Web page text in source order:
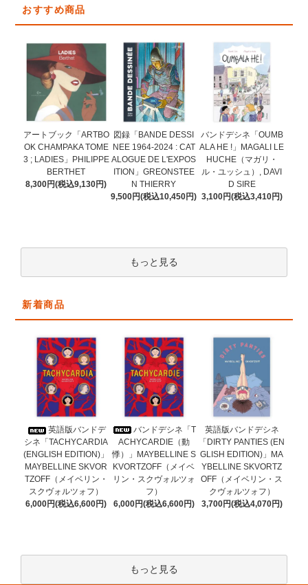
おすすめ商品
アートブック「ARTBO
OK CHAMPAKA TOME
3 ; LADIES」PHILIPPE
BERTHET
8,300円(税込9,130円)
図録「BANDE DESSI
NEE 1964-2024 : CAT
ALOGUE DE L'EXPOS
ITION」GREONSTEE
N THIERRY
9,500円(税込10,450円)
バンドデシネ「OUMB
ALA HE !」MAGALI LE
HUCHE（マガリ・
ル・ユッシュ）, DAVI
D SIRE
3,100円(税込3,410円)
もっと見る
新着商品
英語版バンドデ
シネ「TACHYCARDIA
(ENGLISH EDITION)」
MAYBELLINE SKVOR
TZOFF（メイベリン・
スクヴォルツォフ）
6,000円(税込6,600円)
バンドデシネ「T
ACHYCARDIE（動
悸）」MAYBELLINE S
KVORTZOFF（メイベ
リン・スクヴォルツォ
フ）
6,000円(税込6,600円)
英語版バンドデシネ
「DIRTY PANTIES (EN
GLISH EDITION)」MA
YBELLINE SKVORTZ
OFF（メイベリン・ス
クヴォルツォフ）
3,700円(税込4,070円)
もっと見る